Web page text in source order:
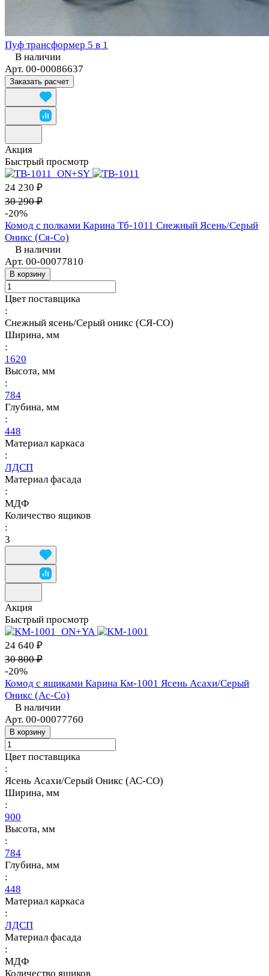
Пуф трансформер 5 в 1
В наличии
Арт. 00-00086637
Заказать расчет
Акция
Быстрый просмотр
24 230 ₽
30 290 ₽
-20%
Комод с полками Карина Тб-1011 Снежный Ясень/Серый
Оникс (Ся-Со)
В наличии
Арт. 00-00077810
В корзину
Цвет поставщика
:
Снежный ясень/Серый оникс (СЯ-СО)
Ширина, мм
:
1620
Высота, мм
:
784
Глубина, мм
:
448
Материал каркаса
:
ЛДСП
Материал фасада
:
МДФ
Количество ящиков
:
3
Акция
Быстрый просмотр
24 640 ₽
30 800 ₽
-20%
Комод с ящиками Карина Км-1001 Ясень Асахи/Серый
Оникс (Ас-Со)
В наличии
Арт. 00-00077760
В корзину
Цвет поставщика
:
Ясень Асахи/Серый Оникс (АС-СО)
Ширина, мм
:
900
Высота, мм
:
784
Глубина, мм
:
448
Материал каркаса
:
ЛДСП
Материал фасада
:
МДФ
Количество ящиков